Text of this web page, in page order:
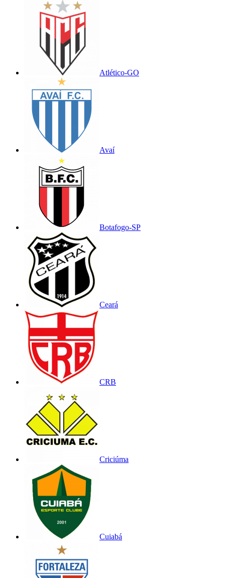
Atlético-GO
Avaí
Botafogo-SP
Ceará
CRB
Criciúma
Cuiabá